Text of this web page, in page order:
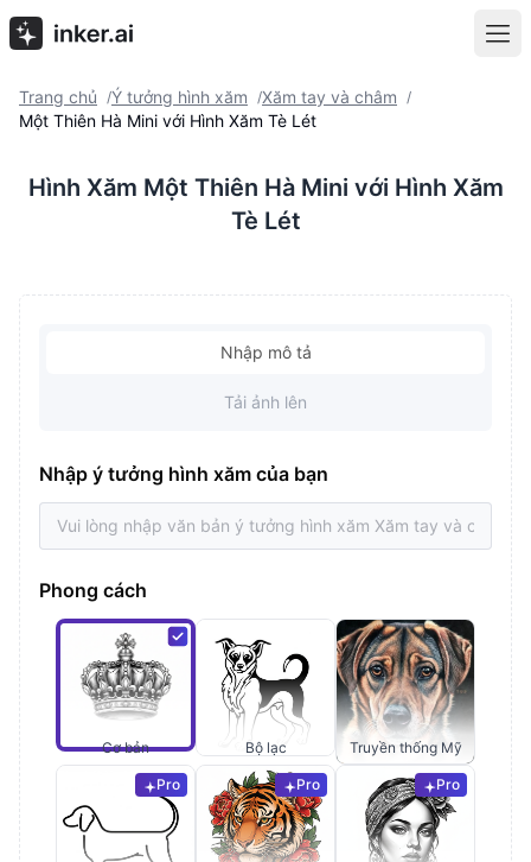
Trang chủ /Ý tưởng hình xăm /Xăm tay và châm /
Một Thiên Hà Mini với Hình Xăm Tè Lét
Hình Xăm Một Thiên Hà Mini với Hình Xăm
Tè Lét
Nhập mô tả
Tải ảnh lên
Nhập ý tưởng hình xăm của bạn
Phong cách
Cơ bản Bộ lạc Truyền thống Mỹ
Pro Pro Pro